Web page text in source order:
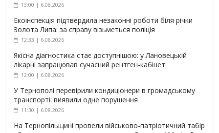
13:00 | 6.08.2026
Екоінспекція підтвердила незаконні роботи біля річки
Золота Липа: за справу візьметься поліція
12:33 | 6.08.2026
Якісна діагностика стає доступнішою: у Лановецькій
лікарні запрацював сучасний рентген-кабінет
12:00 | 6.08.2026
У Тернополі перевірили кондиціонери в громадському
транспорті: виявили одне порушення
11:30 | 6.08.2026
На Тернопільщині провели військово-патріотичний табір